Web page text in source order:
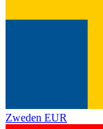
Zweden EUR